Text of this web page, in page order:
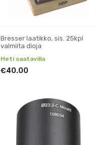
Bresser laatikko, sis. 25kpl
valmiita dioja
Heti saatavilla
€40.00